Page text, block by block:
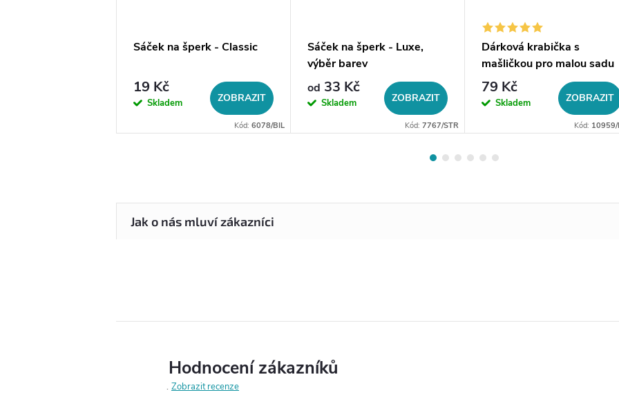
Sáček na šperk - Classic
19 Kč
Skladem ZOBRAZIT
Kód: 6078/BIL
Sáček na šperk - Luxe,
výběr barev
od 33 Kč
Skladem ZOBRAZIT
Kód: 7767/STR
Dárková krabička s
mašličkou pro malou sadu
šperků
79 Kč
Skladem ZOBRAZIT
Kód: 10959/
Hodnocení zákazníků
Zobrazit recenze